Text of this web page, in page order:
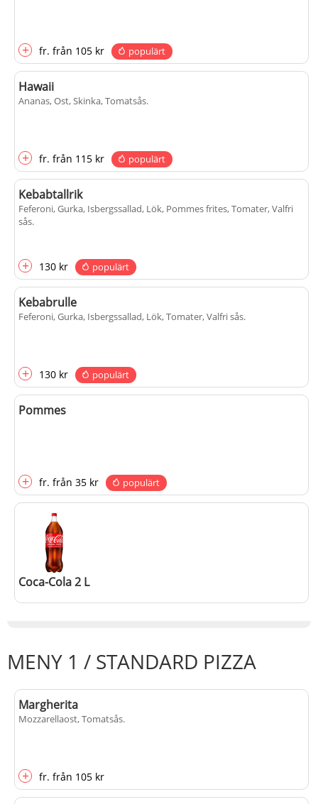
+ fr. från 105 kr populärt
Hawaii
Ananas, Ost, Skinka, Tomatsås.
+ fr. från 115 kr populärt
Kebabtallrik
Feferoni, Gurka, Isbergssallad, Lök, Pommes frites, Tomater, Valfri
sås.
+ 130 kr populärt
Kebabrulle
Feferoni, Gurka, Isbergssallad, Lök, Tomater, Valfri sås.
+ 130 kr populärt
Pommes
+ fr. från 35 kr populärt
Coca-Cola 2 L
+ 50 kr populärt
MENY 1 / STANDARD PIZZA
Margherita
Mozzarellaost, Tomatsås.
+ fr. från 105 kr